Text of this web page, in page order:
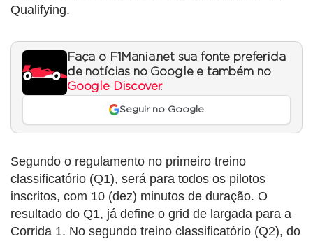
Qualifying.
Faça o F1Mania.net sua fonte preferida
de notícias no Google e também no
Google Discover.
Seguir no Google
Segundo o regulamento no primeiro treino
classificatório (Q1), será para todos os pilotos
inscritos, com 10 (dez) minutos de duração. O
resultado do Q1, já define o grid de largada para a
Corrida 1. No segundo treino classificatório (Q2), do